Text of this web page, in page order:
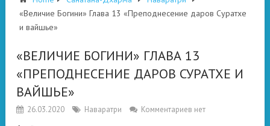
«Величие Богини» Глава 13 «Преподнесение даров Суратхе
и вайшье»
«ВЕЛИЧИЕ БОГИНИ» ГЛАВА 13
«ПРЕПОДНЕСЕНИЕ ДАРОВ СУРАТХЕ И
ВАЙШЬЕ»
26.03.2020 Наваратри Комментариев нет